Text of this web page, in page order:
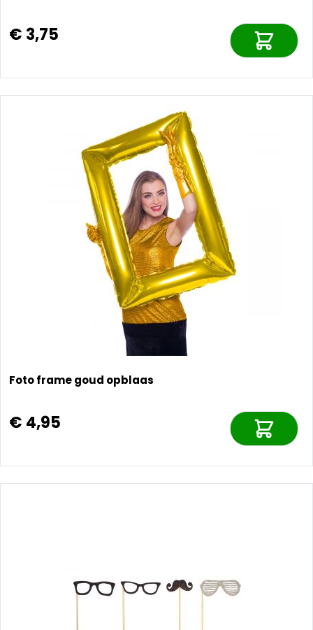
€ 3,75
Foto frame goud opblaas
€ 4,95